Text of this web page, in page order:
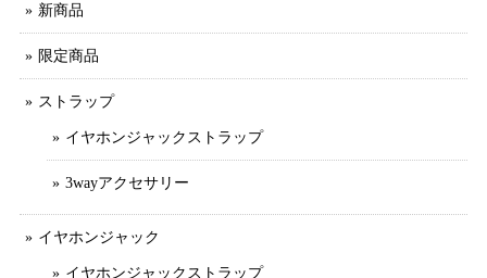
新商品
限定商品
ストラップ
イヤホンジャックストラップ
3wayアクセサリー
イヤホンジャック
イヤホンジャックストラップ